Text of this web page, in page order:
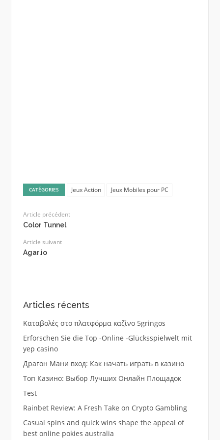
CATÉGORIES Jeux Action Jeux Mobiles pour PC
Article précédent
Color Tunnel
Article suivant
Agar.io
Articles récents
Καταβολές στο πλατφόρμα καζίνο 5gringos
Erforschen Sie die Top -Online -Glücksspielwelt mit
yep casino
Драгон Мани вход: Как начать играть в казино
Топ Казино: Выбор Лучших Онлайн Площадок
Test
Rainbet Review: A Fresh Take on Crypto Gambling
Casual spins and quick wins shape the appeal of
best online pokies australia